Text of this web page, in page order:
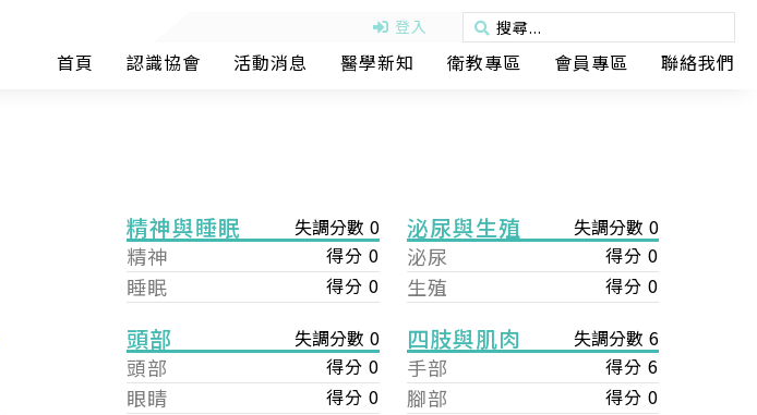
登入
首頁 認識協會 活動消息 醫學新知 衛教專區 會員專區 聯絡我們
精神與睡眠 失調分數 0
精神 得分 0
睡眠 得分 0
頭部 失調分數 0
頭部 得分 0
眼睛 得分 0
泌尿與生殖 失調分數 0
泌尿 得分 0
生殖 得分 0
四肢與肌肉 失調分數 6
手部 得分 6
腳部 得分 0